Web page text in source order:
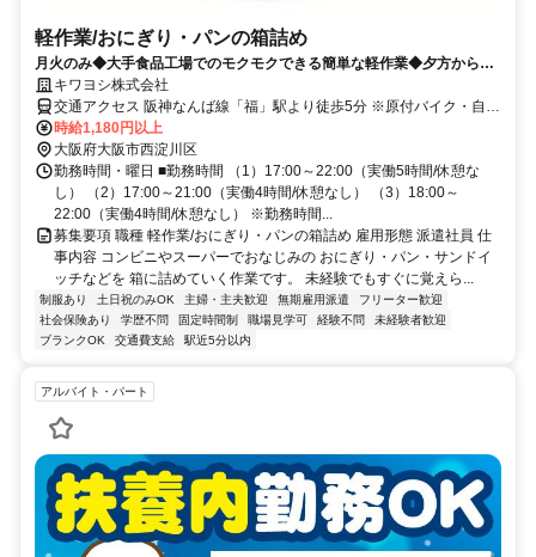
軽作業/おにぎり・パンの箱詰め
月火のみ◆大手食品工場でのモクモクできる簡単な軽作業◆夕方からの
出勤◆未経験歓迎◆扶養内OK◆駅チカ
キワヨシ株式会社
交通アクセス 阪神なんば線「福」駅より徒歩5分 ※原付バイク・自転
車通勤OK
時給1,180円以上
大阪府大阪市西淀川区
勤務時間・曜日 ■勤務時間 （1）17:00～22:00（実働5時間/休憩な
し） （2）17:00～21:00（実働4時間/休憩なし） （3）18:00～
22:00（実働4時間/休憩なし） ※勤務時間...
募集要項 職種 軽作業/おにぎり・パンの箱詰め 雇用形態 派遣社員 仕
事内容 コンビニやスーパーでおなじみの おにぎり・パン・サンドイ
ッチなどを 箱に詰めていく作業です。 未経験でもすぐに覚えら...
制服あり 土日祝のみOK 主婦・主夫歓迎 無期雇用派遣
フリーター歓迎
社会保険あり
学歴不問 固定時間制 職場見学可 経験不問
未経験者歓迎
ブランクOK
交通費支給 駅近5分以内
アルバイト・パート